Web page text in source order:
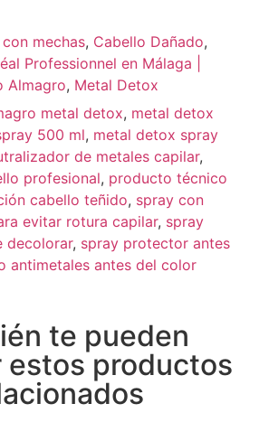
mechas, Cabello Dañado,
Professionnel en Málaga |
Almagro, Metal Detox
metal detox, metal detox
500 ml, metal detox spray
de metales capilar,
profesional, producto técnico
cabello teñido, spray con
evitar rotura capilar, spray
decolorar, spray protector antes
antimetales antes del color
te pueden
estos productos